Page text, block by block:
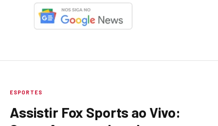
ESPORTES
Assistir Fox Sports ao Vivo: